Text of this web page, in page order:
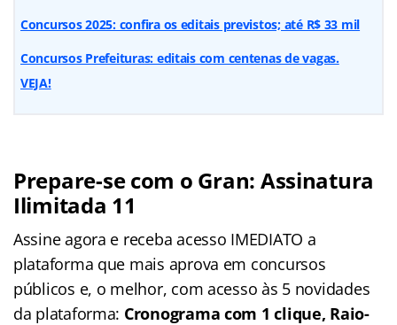
Concursos 2025: confira os editais previstos; até R$ 33 mil
Concursos Prefeituras: editais com centenas de vagas.
VEJA!
Prepare-se com o Gran: Assinatura
Ilimitada 11
Assine agora e receba acesso IMEDIATO a
plataforma que mais aprova em concursos
públicos e, o melhor, com acesso às 5 novidades
da plataforma: Cronograma com 1 clique, Raio-